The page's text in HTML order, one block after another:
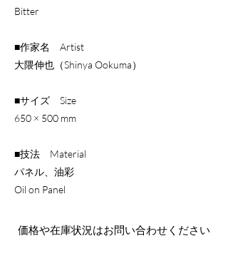
Bitter
■作家名 Artist
大隈伸也（Shinya Ookuma）
■サイズ Size
650 × 500 mm
■技法 Material
パネル、油彩
Oil on Panel
​価格や在庫状況はお問い合わせください